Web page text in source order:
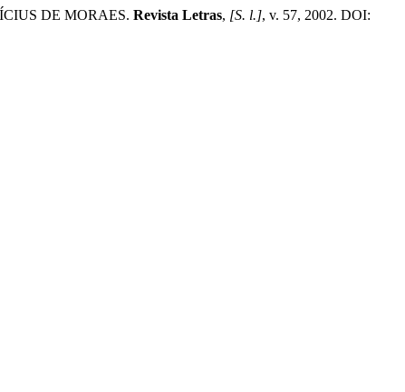
DE MORAES. Revista Letras, [S. l.], v. 57, 2002. DOI: